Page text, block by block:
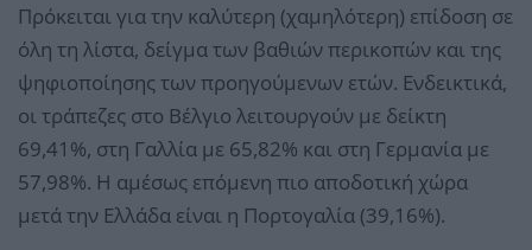
Πρόκειται για την καλύτερη (χαμηλότερη) επίδοση σε
όλη τη λίστα, δείγμα των βαθιών περικοπών και της
ψηφιοποίησης των προηγούμενων ετών. Ενδεικτικά,
οι τράπεζες στο Βέλγιο λειτουργούν με δείκτη
69,41%, στη Γαλλία με 65,82% και στη Γερμανία με
57,98%. Η αμέσως επόμενη πιο αποδοτική χώρα
μετά την Ελλάδα είναι η Πορτογαλία (39,16%).